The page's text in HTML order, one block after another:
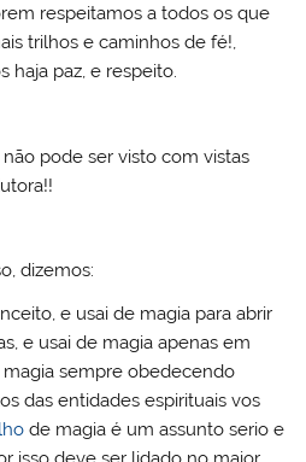
respeitamos a todos os que
trilhos e caminhos de fé!,
haja paz, e respeito.
pode ser visto com vistas
dizemos:
e usai de magia para abrir
e usai de magia apenas em
sempre obedecendo
das entidades espirituais vos
de magia é um assunto serio e